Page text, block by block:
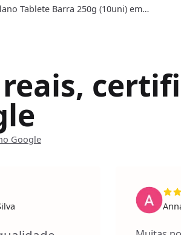
Tablete Barra 250g (10uni) em
Google